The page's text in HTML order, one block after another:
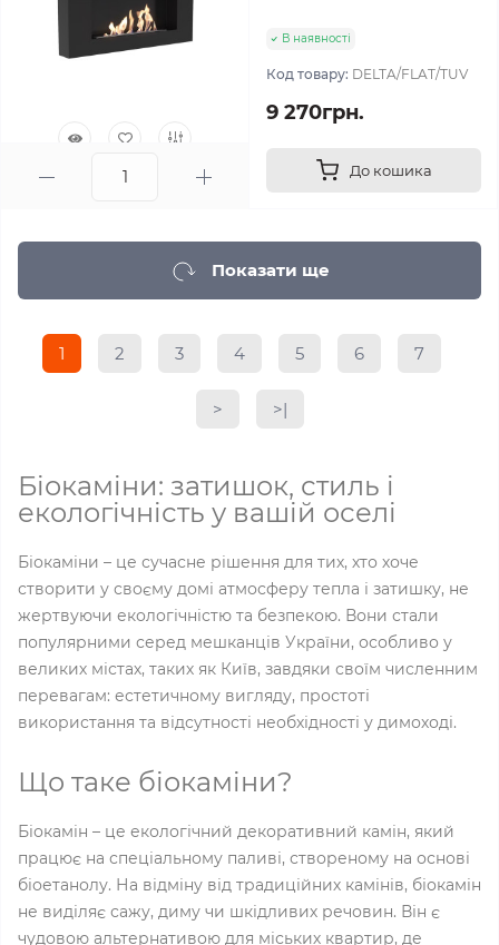
В наявності
Код товару: DELTA/FLAT/TUV
9 270грн.
До кошика
Показати ще
1 2 3 4 5 6 7
> >|
Біокаміни: затишок, стиль і
екологічність у вашій оселі
Біокаміни – це сучасне рішення для тих, хто хоче
створити у своєму домі атмосферу тепла і затишку, не
жертвуючи екологічністю та безпекою. Вони стали
популярними серед мешканців України, особливо у
великих містах, таких як Київ, завдяки своїм численним
перевагам: естетичному вигляду, простоті
використання та відсутності необхідності у димоході.
Що таке біокаміни?
Біокамін – це екологічний декоративний камін, який
працює на спеціальному паливі, створеному на основі
біоетанолу. На відміну від традиційних камінів, біокамін
не виділяє сажу, диму чи шкідливих речовин. Він є
чудовою альтернативою для міських квартир, де